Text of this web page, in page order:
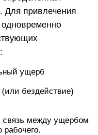
Для привлечения
ущерб
бездействие)
связь между ущербом
рабочего.